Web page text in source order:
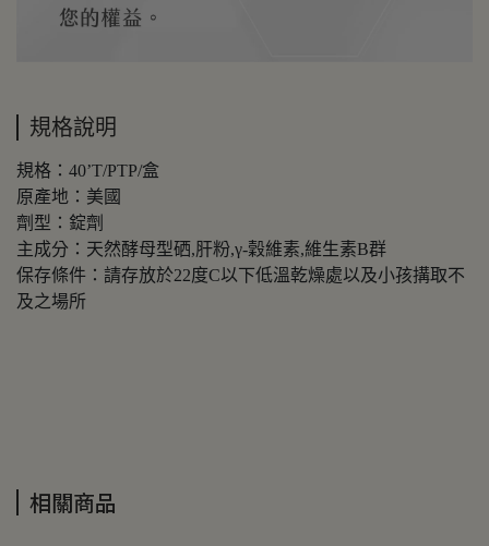
規格說明
規格：40’T/PTP/盒
原產地：美國
劑型：錠劑
主成分：天然酵母型硒,肝粉,γ-穀維素,維生素B群
保存條件：請存放於22度C以下低溫乾燥處以及小孩搆取不
及之場所
相關商品